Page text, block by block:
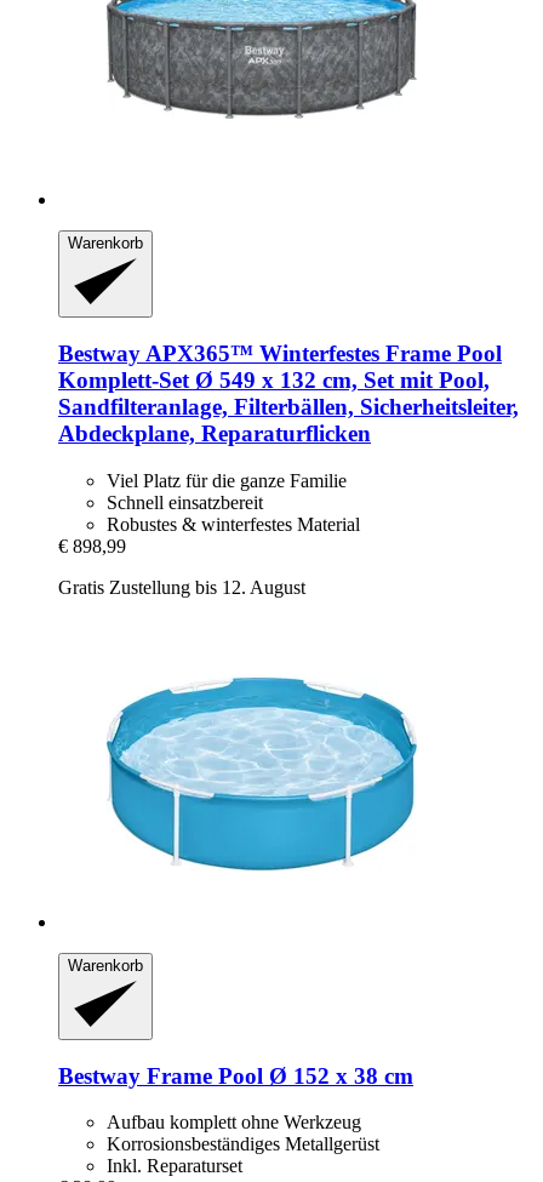
Warenkorb
Bestway APX365™ Winterfestes Frame Pool
Komplett-​Set Ø 549 x 132 cm, Set mit Pool,
Sandfilteranlage, Filterbällen, Sicherheitsleiter,
Abdeckplane, Reparaturflicken
Viel Platz für die ganze Familie
Schnell einsatzbereit
Robustes & winterfestes Material
€ 898,99
Gratis Zustellung bis 12. August
Warenkorb
Bestway Frame Pool Ø 152 x 38 cm
Aufbau komplett ohne Werkzeug
Korrosionsbeständiges Metallgerüst
Inkl. Reparaturset